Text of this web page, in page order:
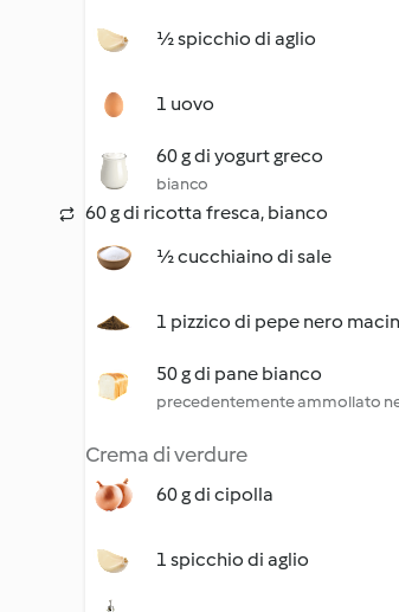
½ spicchio di aglio
1 uovo
60 g di yogurt greco
bianco
60 g di ricotta fresca, bianco
½ cucchiaino di sale
1 pizzico di pepe nero
50 g di pane bianco
precedentemente ammollato
Crema di verdure
60 g di cipolla
1 spicchio di aglio